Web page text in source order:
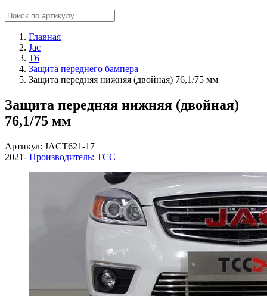
Главная
Jac
T6
Защита переднего бампера
Защита передняя нижняя (двойная) 76,1/75 мм
Защита передняя нижняя (двойная)
76,1/75 мм
Артикул: JACT621-17
2021- Производитель: ТСС